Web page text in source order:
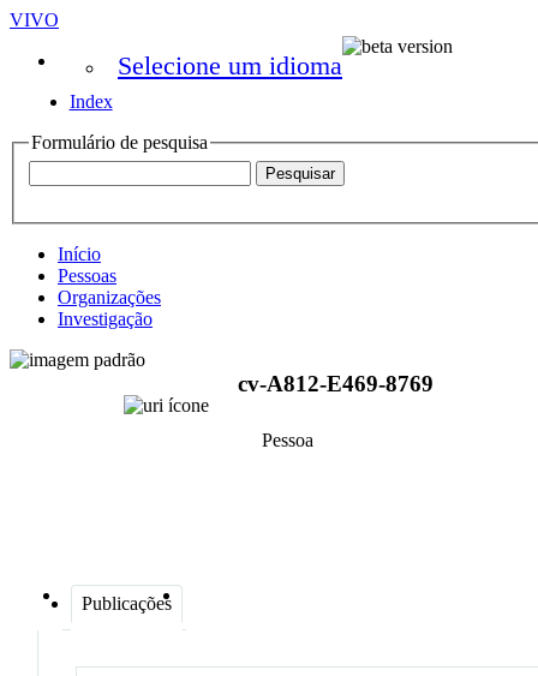
VIVO
Selecione um idioma
Index
Formulário de pesquisa
Início
Pessoas
Organizações
Investigação
cv-A812-E469-8769
Pessoa
Publicações